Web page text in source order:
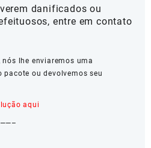
danificados ou
entre em contato
lhe enviaremos uma
ou devolvemos seu
aqui